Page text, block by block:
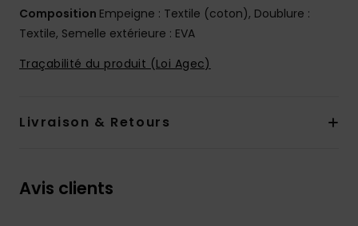
Composition Empeigne : Textile (coton), Doublure :
Textile, Semelle extérieure : EVA
Traçabilité du produit (Loi Agec)
Livraison & Retours
Avis clients